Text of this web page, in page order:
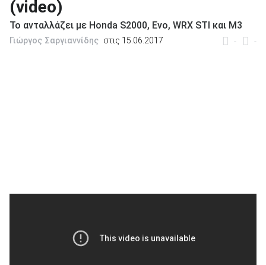
ΑΝΑΖΗΤΗΣΗ
Μεταχειρισμένα
ΑΝΑΖΗΤΗΣΗ
(video)
Το ανταλλάζει με Honda S2000, Evo, WRX STI και M3
- -
Γιώργος Σαργιαννίδης στις 15.06.2017